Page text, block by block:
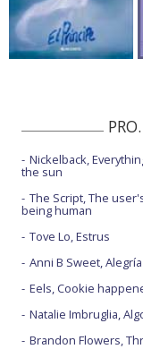
Nickelback,
the sun
The Script, The
being human
Tove Lo, Estrus
Anni B Sweet, Alegría
Eels, Cookie
Natalie Imbruglia,
Brandon Flowers,